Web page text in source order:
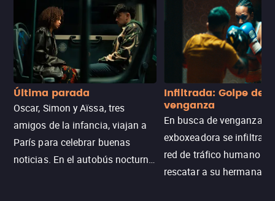
Última parada
Oscar, Simon y Aïssa, tres
amigos de la infancia, viajan a
París para celebrar buenas
noticias. En el autobús nocturno
Infiltrada: Golpe de
venganza
En busca de venganza,
exboxeadora se infiltra
red de tráfico humano
rescatar a su hermana